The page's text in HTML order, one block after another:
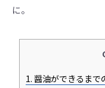
に。
1.醤油ができるまで